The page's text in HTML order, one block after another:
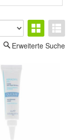
Erweiterte Suche